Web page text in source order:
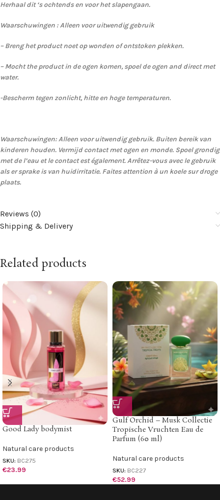
Herhaal dit ‘s ochtends en voor het slapengaan.
Waarschuwingen : Alleen voor uitwendig gebruik
– Breng het product noet op wonden of ontstoken plekken.
– Mocht the product in de ogen komen, spoel de ogen and direct met
water.
-Bescherm tegen zonlicht, hitte en hoge temperaturen.
Waarschuwingen: Alleen voor uitwendig gebruik. Buiten bereik van
kinderen houden. Vermijd contact met ogen en monde. Spoel grondig
met de l’eau et le contact est également. Arrêtez-vous avec le gebruik
als er sprake is van huidirritatie. Faites attention à un koele sur droge
plaats.
Reviews (0)
Shipping & Delivery
Related products
Good Lady bodymist
Natural care products
SKU: BC275
€23.99
Gulf Orchid – Musk Collectie
Tropische Vruchten Eau de
Parfum (60 ml)
Natural care products
SKU: BC227
€52.99